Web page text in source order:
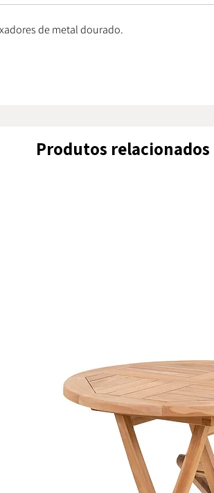
de metal dourado.
Produtos relacionados